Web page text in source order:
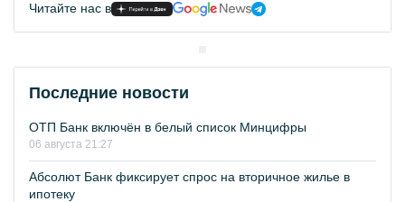
Читайте нас в
Последние новости
ОТП Банк включён в белый список Минцифры
06 августа 21:27
Абсолют Банк фиксирует спрос на вторичное жилье в
ипотеку